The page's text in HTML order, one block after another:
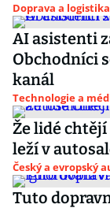
Doprava a logistika
AI asistenti
Obchodníci
kanál
Technologie a
Že lidé
leží v
Český a evropský
Tuto